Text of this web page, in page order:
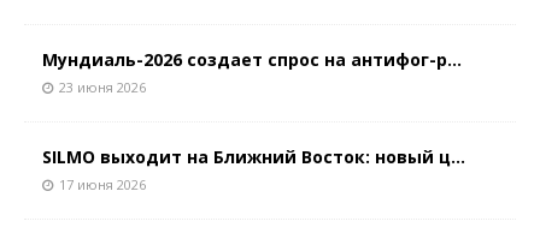
Мундиаль-2026 создает спрос на антифог-р...
23 июня 2026
SILMO выходит на Ближний Восток: новый ц...
17 июня 2026